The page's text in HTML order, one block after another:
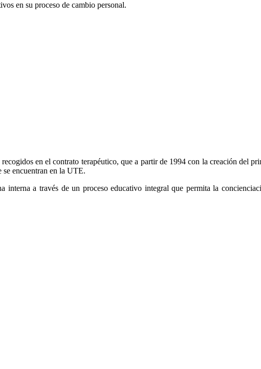
en su proceso de cambio personal.
en el contrato terapéutico, que a partir de 1994 con la creación del
se encuentran en la UTE.
a través de un proceso educativo integral que permita la